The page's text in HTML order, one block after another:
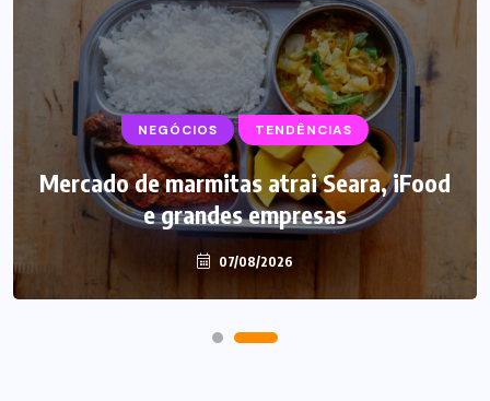
NEGÓCIOS TENDÊNCIAS
Mercado de marmitas atrai Seara, iFood
e grandes empresas
07/08/2026